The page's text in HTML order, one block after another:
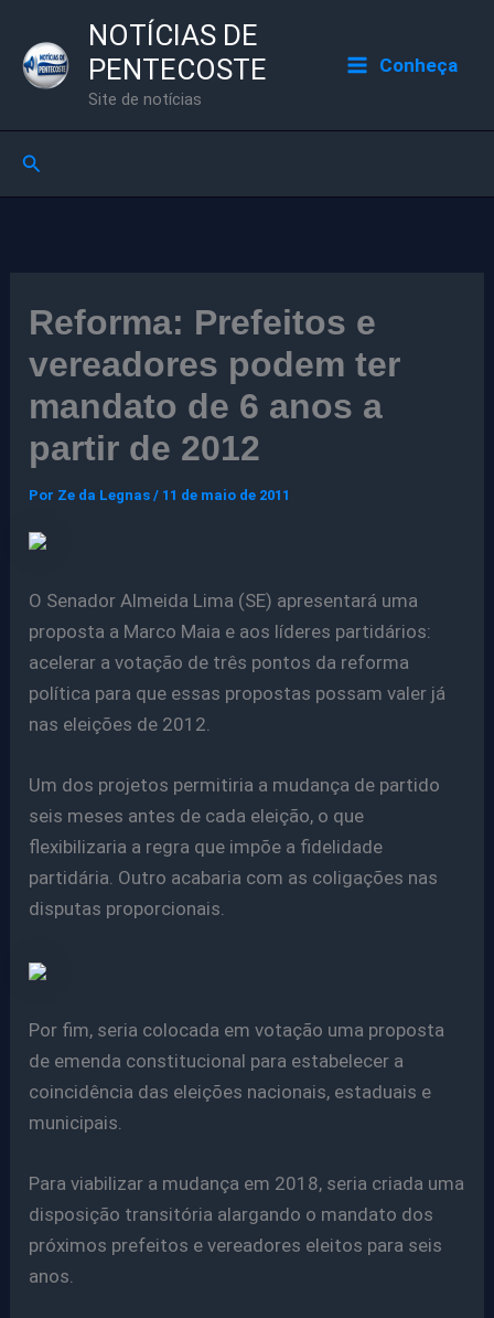
para
NOTÍCIAS DE
PENTECOSTE
Site de notícias
Conheça
Pesquisar
Reforma: Prefeitos e
vereadores podem ter
mandato de 6 anos a
partir de 2012
Por Ze da Legnas/ 11 de maio de 2011
O Senador Almeida Lima (SE) apresentará uma
proposta a Marco Maia e aos líderes partidários:
acelerar a votação de três pontos da reforma
política para que essas propostas possam valer já
nas eleições de 2012.
Um dos projetos permitiria a mudança de partido
seis meses antes de cada eleição, o que
flexibilizaria a regra que impõe a fidelidade
partidária. Outro acabaria com as coligações nas
disputas proporcionais.
Por fim, seria colocada em votação uma proposta
de emenda constitucional para estabelecer a
coincidência das eleições nacionais, estaduais e
municipais.
Para viabilizar a mudança em 2018, seria criada uma
disposição transitória alargando o mandato dos
próximos prefeitos e vereadores eleitos para seis
anos.